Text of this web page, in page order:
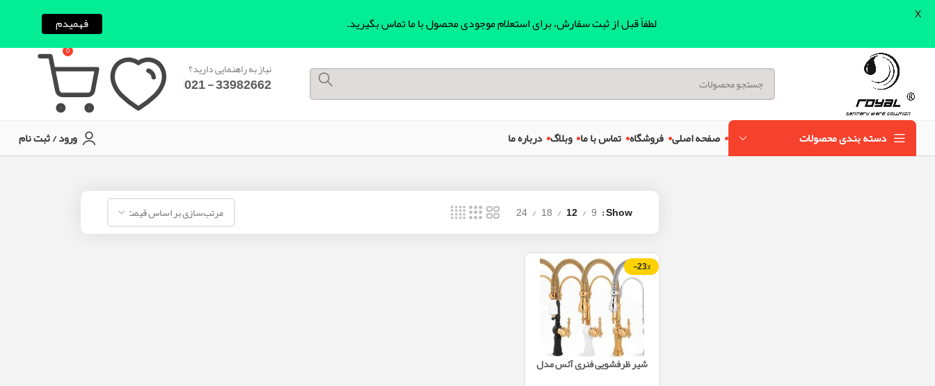
نیاز به راهنمایی دارید؟
33982662 - 021
0
دسته بندی محصولات صفحه اصلی فروشگاه تماس با ما وبلاگ درباره ما ورود / ثبت نام
Show
9
12
18
24
-23%
شیر ظرفشویی فنری آئس مدل
لطفاً قبل از ثبت سفارش، برای استعلام موجودی محصول با ما تماس بگیرید. فهمیدم X